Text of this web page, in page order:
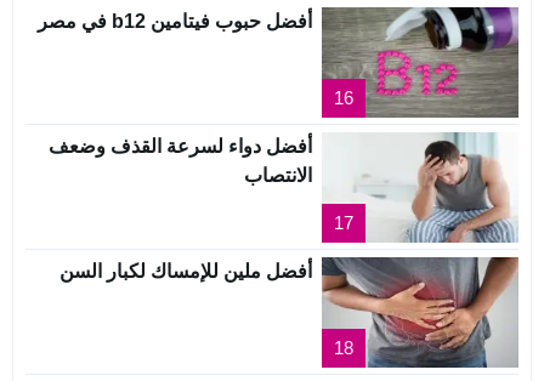
16
أفضل حبوب فيتامين b12 في مصر
17
أفضل دواء لسرعة القذف وضعف
الانتصاب
18
أفضل ملين للإمساك لكبار السن